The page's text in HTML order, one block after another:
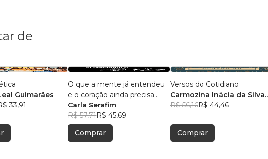
de
Guimarães
33,91
O que a mente já entendeu
e o coração ainda precisa
aceitar
Carla Serafim
R$ 57,71R$ 45,69
Comprar
Versos do Cotidiano
Carmozina Inácia da Silva
Rodrigues
R$ 56,16R$ 44,46
Comprar